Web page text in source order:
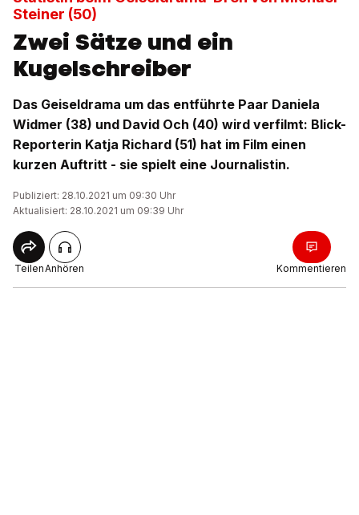
Steiner (50)
Zwei Sätze und ein
Kugelschreiber
Das Geiseldrama um das entführte Paar Daniela
Widmer (38) und David Och (40) wird verfilmt: Blick-
Reporterin Katja Richard (51) hat im Film einen
kurzen Auftritt - sie spielt eine Journalistin.
Publiziert: 28.10.2021 um 09:30 Uhr
Aktualisiert: 28.10.2021 um 09:39 Uhr
TeilenAnhören Kommentieren